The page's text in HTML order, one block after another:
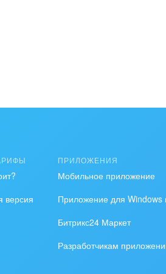
версия
ПРИЛОЖЕНИЯ
Мобильное приложение
Приложение для Windows
Битрикс24 Маркет
Разработчикам